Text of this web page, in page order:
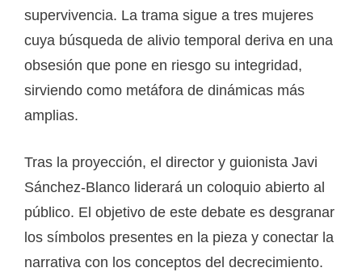
supervivencia. La trama sigue a tres mujeres
cuya búsqueda de alivio temporal deriva en una
obsesión que pone en riesgo su integridad,
sirviendo como metáfora de dinámicas más
amplias.
Tras la proyección, el director y guionista Javi
Sánchez-Blanco liderará un coloquio abierto al
público. El objetivo de este debate es desgranar
los símbolos presentes en la pieza y conectar la
narrativa con los conceptos del decrecimiento.